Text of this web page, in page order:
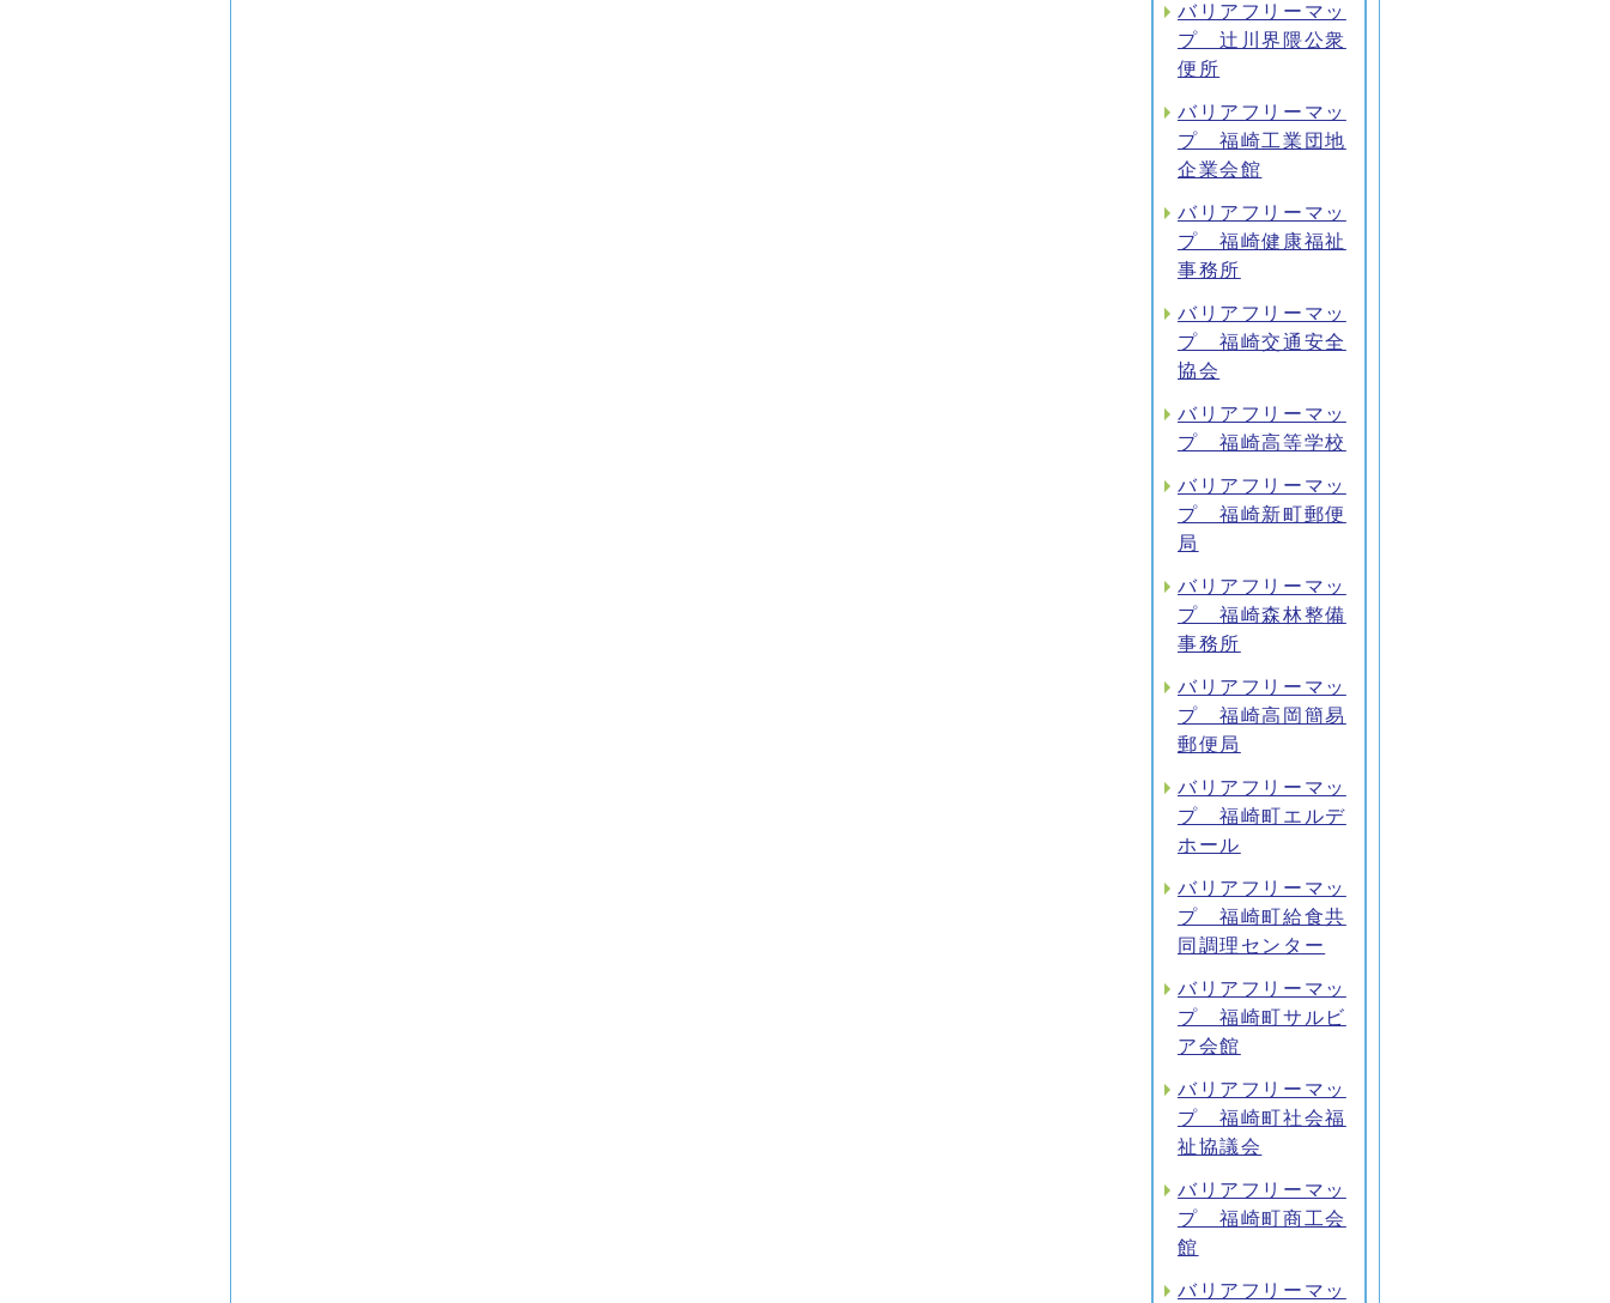
バリアフリーマッ
プ 辻川界隈公衆
便所
バリアフリーマッ
プ 福崎工業団地
企業会館
バリアフリーマッ
プ 福崎健康福祉
事務所
バリアフリーマッ
プ 福崎交通安全
協会
バリアフリーマッ
プ 福崎高等学校
バリアフリーマッ
プ 福崎新町郵便
局
バリアフリーマッ
プ 福崎森林整備
事務所
バリアフリーマッ
プ 福崎高岡簡易
郵便局
バリアフリーマッ
プ 福崎町エルデ
ホール
バリアフリーマッ
プ 福崎町給食共
同調理センター
バリアフリーマッ
プ 福崎町サルビ
ア会館
バリアフリーマッ
プ 福崎町社会福
祉協議会
バリアフリーマッ
プ 福崎町商工会
館
バリアフリーマッ